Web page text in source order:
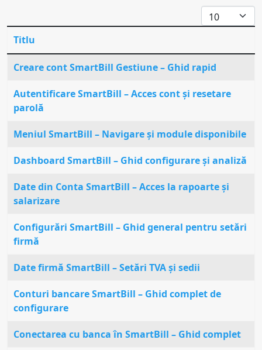
Afișare #
Titlu
Creare cont SmartBill Gestiune – Ghid rapid
Autentificare SmartBill – Acces cont și resetare
parolă
Meniul SmartBill – Navigare și module disponibile
Dashboard SmartBill – Ghid configurare și analiză
Date din Conta SmartBill – Acces la rapoarte și
salarizare
Configurări SmartBill – Ghid general pentru setări
firmă
Date firmă SmartBill – Setări TVA și sedii
Conturi bancare SmartBill – Ghid complet de
configurare
Conectarea cu banca în SmartBill – Ghid complet